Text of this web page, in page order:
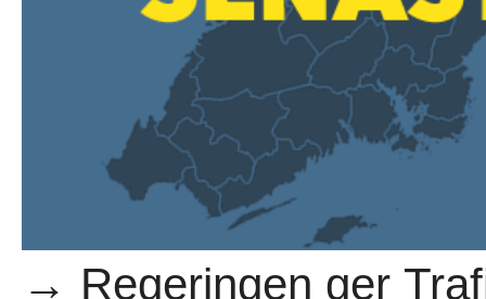
→ Regeringen ger